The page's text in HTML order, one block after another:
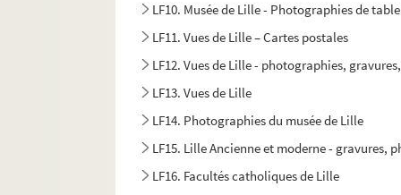
LF10. Musée de Lille - Photographies de
LF11. Vues de Lille – Cartes postales
LF12. Vues de Lille - photographies,
LF13. Vues de Lille
LF14. Photographies du musée de Lille
LF15. Lille Ancienne et moderne - gravures,
LF16. Facultés catholiques de Lille